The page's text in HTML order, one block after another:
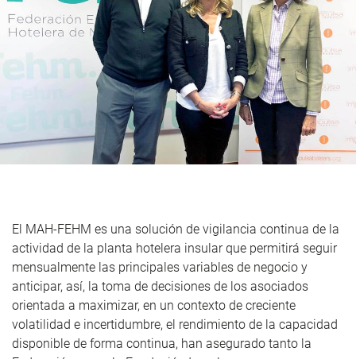
El MAH-FEHM es una solución de vigilancia continua de la
actividad de la planta hotelera insular que permitirá seguir
mensualmente las principales variables de negocio y
anticipar, así, la toma de decisiones de los asociados
orientada a maximizar, en un contexto de creciente
volatilidad e incertidumbre, el rendimiento de la capacidad
disponible de forma continua, han asegurado tanto la